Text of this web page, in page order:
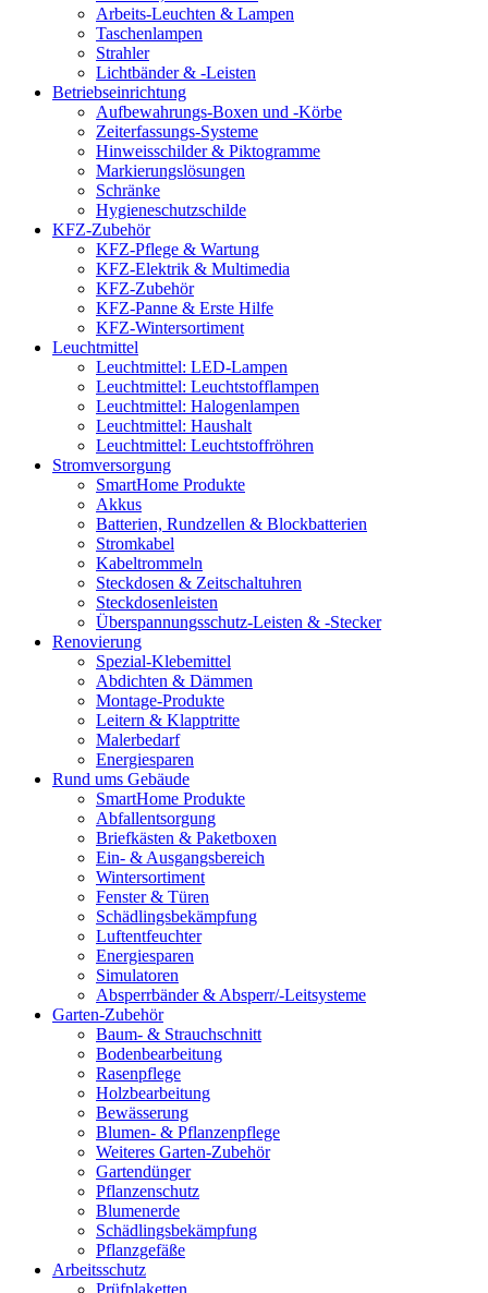
Arbeits-Leuchten & Lampen
Taschenlampen
Strahler
Lichtbänder & -Leisten
Betriebseinrichtung
Aufbewahrungs-Boxen und -Körbe
Zeiterfassungs-Systeme
Hinweisschilder & Piktogramme
Markierungslösungen
Schränke
Hygieneschutzschilde
KFZ-Zubehör
KFZ-Pflege & Wartung
KFZ-Elektrik & Multimedia
KFZ-Zubehör
KFZ-Panne & Erste Hilfe
KFZ-Wintersortiment
Leuchtmittel
Leuchtmittel: LED-Lampen
Leuchtmittel: Leuchtstofflampen
Leuchtmittel: Halogenlampen
Leuchtmittel: Haushalt
Leuchtmittel: Leuchtstoffröhren
Stromversorgung
SmartHome Produkte
Akkus
Batterien, Rundzellen & Blockbatterien
Stromkabel
Kabeltrommeln
Steckdosen & Zeitschaltuhren
Steckdosenleisten
Überspannungsschutz-Leisten & -Stecker
Renovierung
Spezial-Klebemittel
Abdichten & Dämmen
Montage-Produkte
Leitern & Klapptritte
Malerbedarf
Energiesparen
Rund ums Gebäude
SmartHome Produkte
Abfallentsorgung
Briefkästen & Paketboxen
Ein- & Ausgangsbereich
Wintersortiment
Fenster & Türen
Schädlingsbekämpfung
Luftentfeuchter
Energiesparen
Simulatoren
Absperrbänder & Absperr/-Leitsysteme
Garten-Zubehör
Baum- & Strauchschnitt
Bodenbearbeitung
Rasenpflege
Holzbearbeitung
Bewässerung
Blumen- & Pflanzenpflege
Weiteres Garten-Zubehör
Gartendünger
Pflanzenschutz
Blumenerde
Schädlingsbekämpfung
Pflanzgefäße
Arbeitsschutz
Prüfplaketten